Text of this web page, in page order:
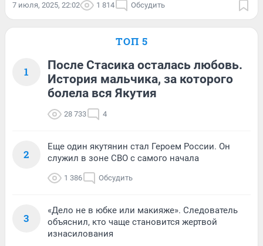
7 июля, 2025, 22:02 1 814 Обсудить
ТОП 5
1
После Стасика осталась любовь.
История мальчика, за которого
болела вся Якутия
28 733 4
2
Еще один якутянин стал Героем России. Он
служил в зоне СВО с самого начала
1 386 Обсудить
3
«Дело не в юбке или макияже». Следователь
объяснил, кто чаще становится жертвой
изнасилования